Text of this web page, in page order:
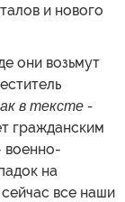
и нового
они возьмут
в тексте -
гражданским
военно-
на
все наши